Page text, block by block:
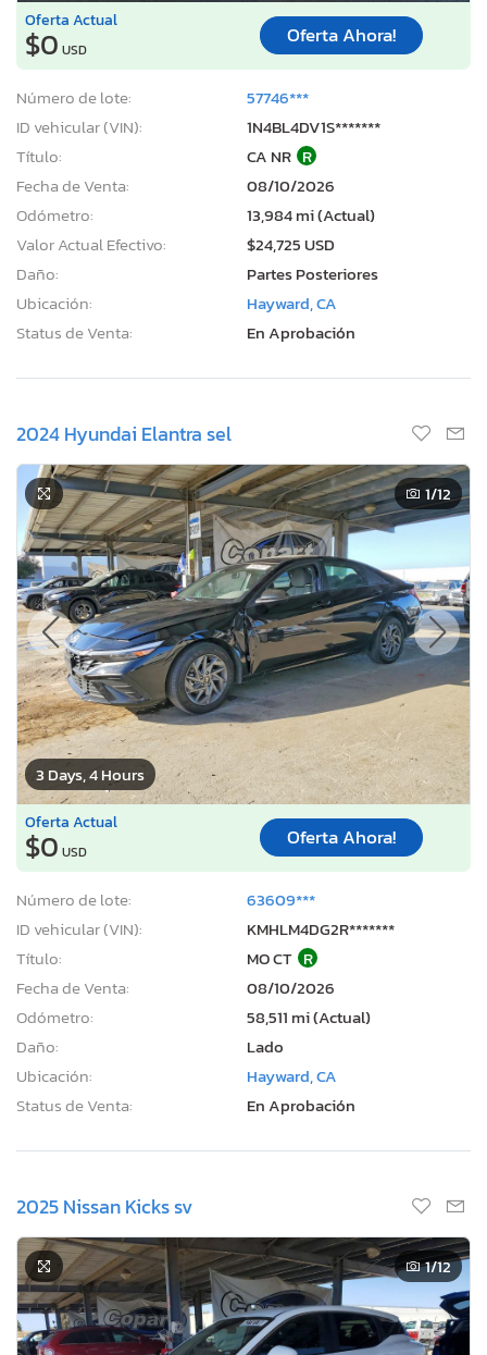
Oferta Actual
$0 USD
Oferta Ahora!
Número de lote:
57746***
ID vehicular (VIN):
1N4BL4DV1S*******
Título:
CA NR R
Fecha de Venta:
08/10/2026
Odómetro:
13,984 mi (Actual)
Valor Actual Efectivo:
$24,725 USD
Daño:
Partes Posteriores
Ubicación:
Hayward, CA
Status de Venta:
En Aprobación
2024 Hyundai Elantra sel
3 Days, 4 Hours
1/12
Oferta Actual
$0 USD
Oferta Ahora!
Número de lote:
63609***
ID vehicular (VIN):
KMHLM4DG2R*******
Título:
MO CT R
Fecha de Venta:
08/10/2026
Odómetro:
58,511 mi (Actual)
Daño:
Lado
Ubicación:
Hayward, CA
Status de Venta:
En Aprobación
2025 Nissan Kicks sv
1/12